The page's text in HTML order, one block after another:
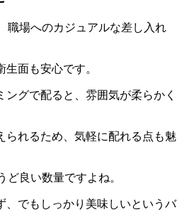
職場へのカジュアルな差し入れ
面も安心です。
グで配ると、雰囲気が柔らかく
られるため、気軽に配れる点も魅
ど良い数量ですよね。
、でもしっかり美味しいというバ